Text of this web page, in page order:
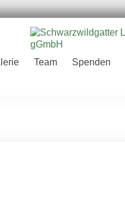
Team Spenden